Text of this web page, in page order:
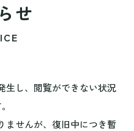
せ
生し、閲覧ができない状況
ませんが、復旧中につき暫